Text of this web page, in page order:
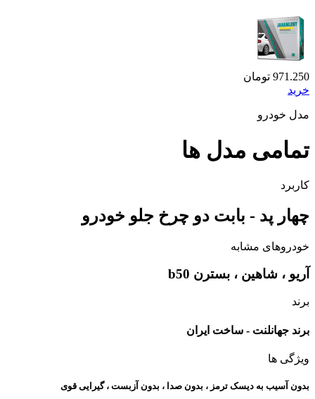
971.250 تومان
خرید
مدل خودرو
تمامی مدل ها
کاربرد
چهار پد - بابت دو چرخ جلو خودرو
خودروهای مشابه
آریو ، شاهین ، بسترن b50
برند
برند جهانلنت - ساخت ایران
ویژگی ها
بدون آسیب به دیسک ترمز ، بدون صدا ، بدون آزبست ، گیرایی قوی​